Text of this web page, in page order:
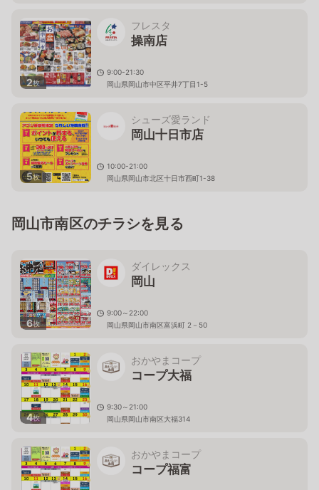
2枚
フレスタ
操南店
9:00-21:30
岡山県岡山市中区平井7丁目1-5
5枚
シューズ愛ランド
岡山十日市店
10:00-21:00
岡山県岡山市北区十日市西町1-38
岡山市南区のチラシを見る
6枚
ダイレックス
岡山
9:00～22:00
岡山県岡山市南区富浜町 2－50
4枚
おかやまコープ
コープ大福
9:30～21:00
岡山県岡山市南区大福314
おかやまコープ
コープ福富